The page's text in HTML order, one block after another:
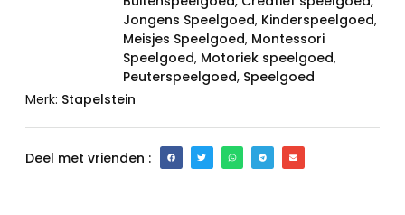
Jongens Speelgoed, Kinderspeelgoed,
Meisjes Speelgoed, Montessori
Speelgoed, Motoriek speelgoed,
Peuterspeelgoed, Speelgoed
Merk: Stapelstein
Deel met vrienden :